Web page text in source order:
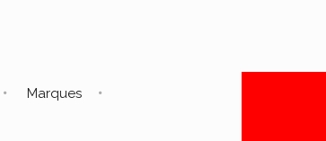
Marques